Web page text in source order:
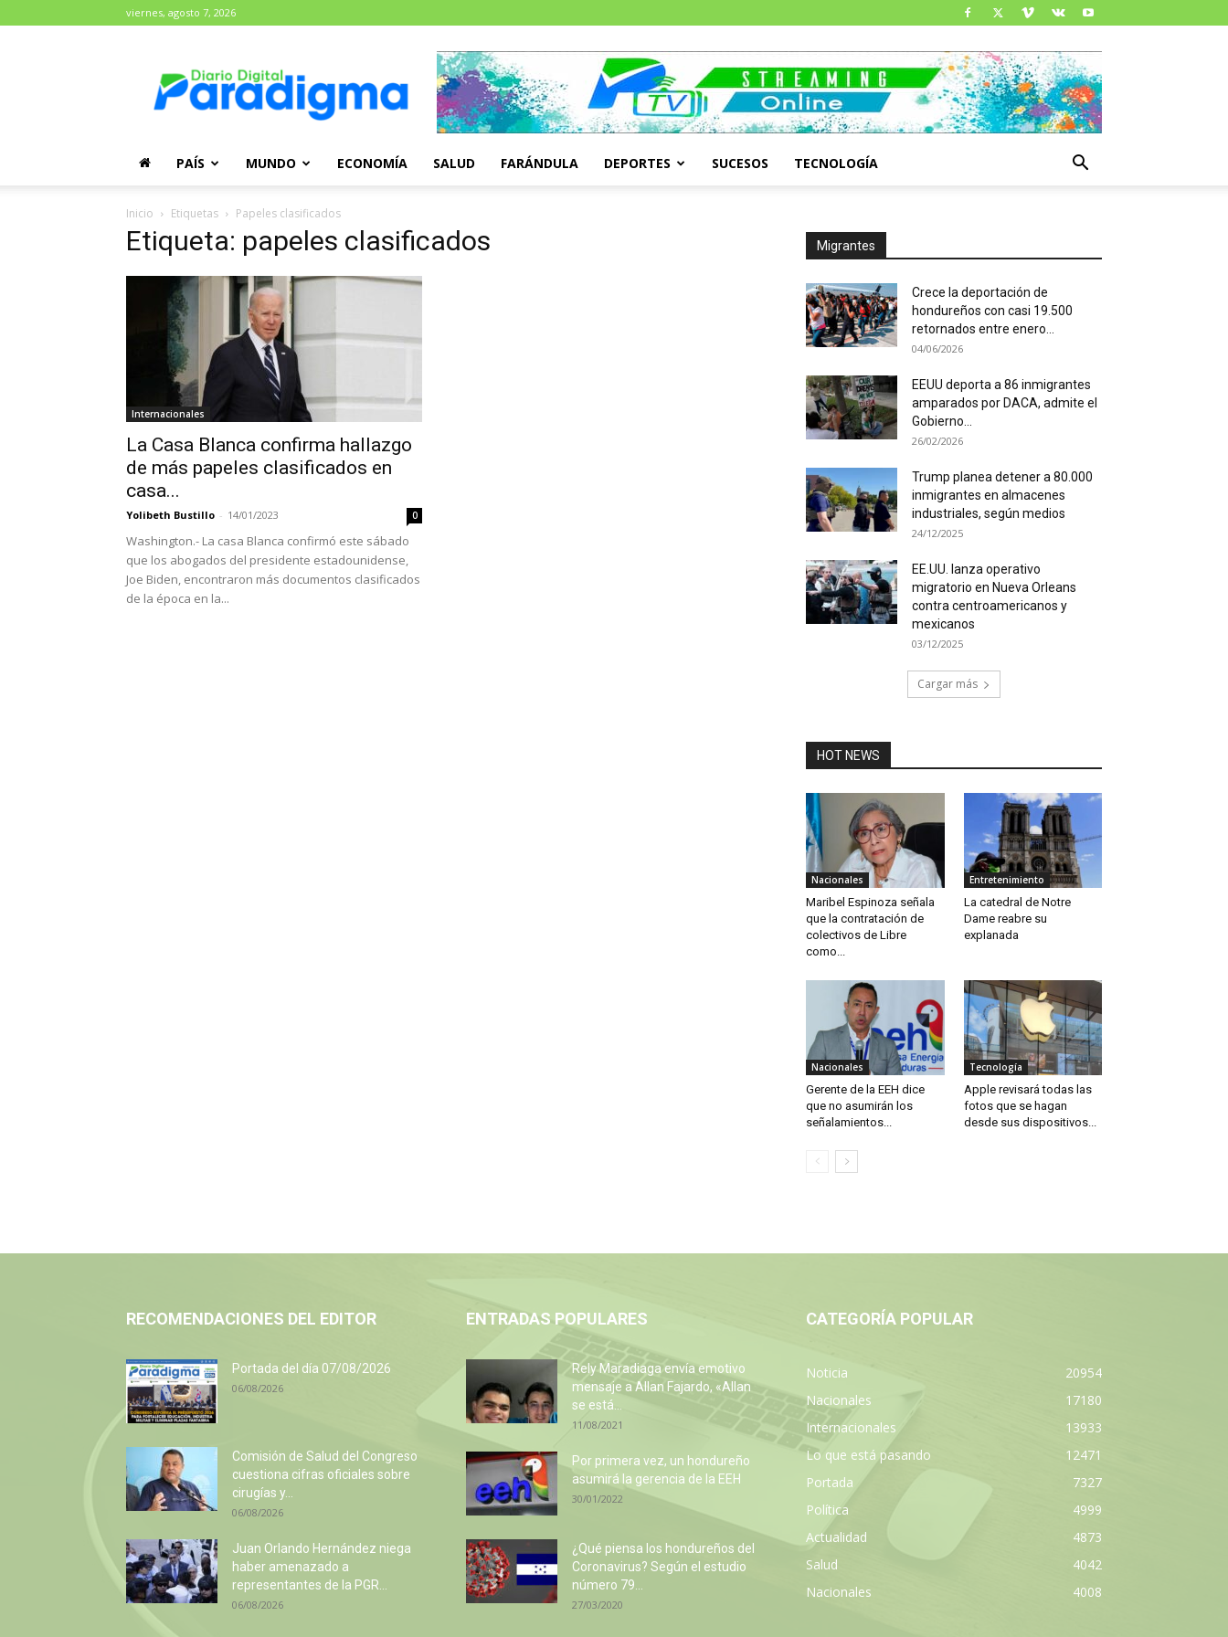
viernes, agosto 7, 2026
Paradigma
PAÍS MUNDO ECONOMÍA SALUD FARÁNDULA DEPORTES SUCESOS TECNOLOGÍA
Inicio Etiquetas Papeles clasificados
Etiqueta: papeles clasificados
Internacionales
La Casa Blanca confirma hallazgo
de más papeles clasificados en
casa...
Yolibeth Bustillo - 14/01/2023 0
Washington.- La casa Blanca confirmó este sábado
que los abogados del presidente estadounidense,
Joe Biden, encontraron más documentos clasificados
de la época en la...
Migrantes
Crece la deportación de
hondureños con casi 19.500
retornados entre enero...
04/06/2026
EEUU deporta a 86 inmigrantes
amparados por DACA, admite el
Gobierno...
26/02/2026
Trump planea detener a 80.000
inmigrantes en almacenes
industriales, según medios
24/12/2025
EE.UU. lanza operativo
migratorio en Nueva Orleans
contra centroamericanos y
mexicanos
03/12/2025
Cargar más
HOT NEWS
Nacionales
Maribel Espinoza señala
que la contratación de
colectivos de Libre
como...
Entretenimiento
La catedral de Notre
Dame reabre su
explanada
Nacionales
Gerente de la EEH dice
que no asumirán los
señalamientos...
Tecnología
Apple revisará todas las
fotos que se hagan
desde sus dispositivos...
RECOMENDACIONES DEL EDITOR
Portada del día 07/08/2026
06/08/2026
Comisión de Salud del Congreso
cuestiona cifras oficiales sobre
cirugías y...
06/08/2026
Juan Orlando Hernández niega
haber amenazado a
representantes de la PGR...
06/08/2026
ENTRADAS POPULARES
Rely Maradiaga envía emotivo
mensaje a Allan Fajardo, «Allan
se está...
11/08/2021
Por primera vez, un hondureño
asumirá la gerencia de la EEH
30/01/2022
¿Qué piensa los hondureños del
Coronavirus? Según el estudio
número 79...
27/03/2020
CATEGORÍA POPULAR
Noticia
20954
Nacionales
17180
Internacionales
13933
Lo que está pasando
12471
Portada
7327
Política
4999
Actualidad
4873
Salud
4042
Nacionales
4008